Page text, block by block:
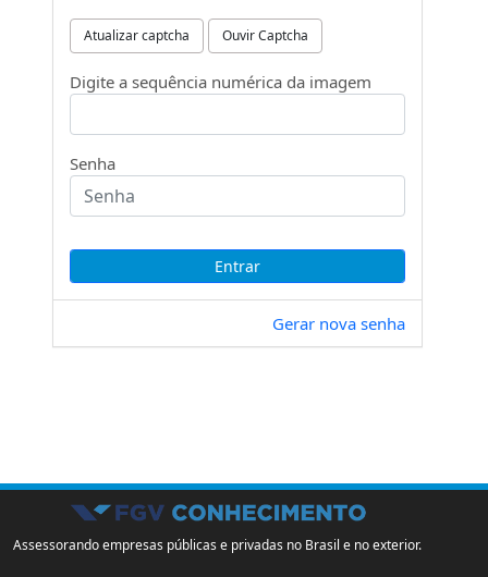
Atualizar captcha Ouvir Captcha
Digite a sequência numérica da imagem
Senha
Gerar nova senha
Assessorando empresas públicas e privadas no Brasil e no exterior.